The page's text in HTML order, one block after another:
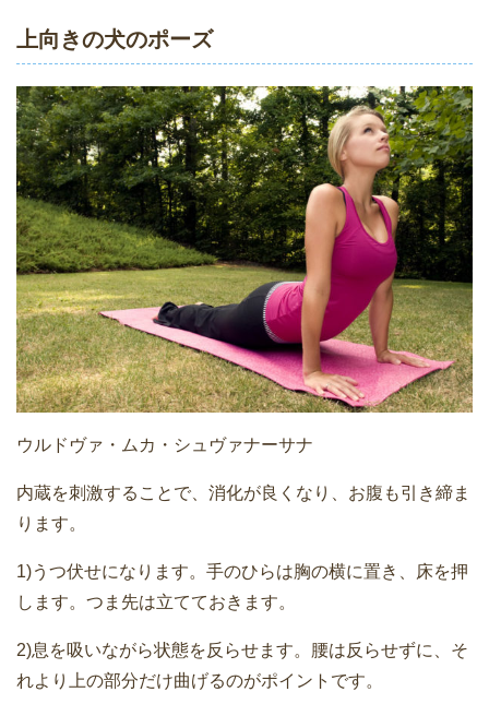
上向きの犬のポーズ
ウルドヴァ・ムカ・シュヴァナーサナ
内蔵を刺激することで、消化が良くなり、お腹も引き締ま
ります。
1)うつ伏せになります。手のひらは胸の横に置き、床を押
します。つま先は立てておきます。
2)息を吸いながら状態を反らせます。腰は反らせずに、そ
れより上の部分だけ曲げるのがポイントです。